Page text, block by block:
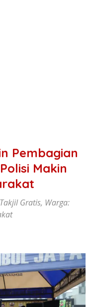
Pembagian
Makin
Gratis, Warga: